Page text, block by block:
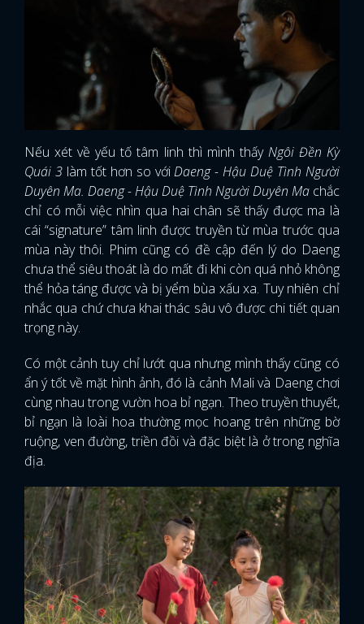
Nếu xét về yếu tố tâm linh thì mình thấy Ngôi Đền Kỳ
Quái 3 làm tốt hơn so vớiDaeng - Hậu Duệ Tình Người
Duyên Ma. Daeng - Hậu Duệ Tình Người Duyên Ma chắc
chỉ có mỗi việc nhìn qua hai chân sẽ thấy được ma là
cái “signature” tâm linh được truyền từ mùa trước qua
mùa này thôi. Phim cũng có đề cập đến lý do Daeng
chưa thể siêu thoát là do mất đi khi còn quá nhỏ không
thể hỏa táng được và bị yểm bùa xấu xa. Tuy nhiên chỉ
nhắc qua chứ chưa khai thác sâu vô được chi tiết quan
trọng này.
Có một cảnh tuy chỉ lướt qua nhưng mình thấy cũng có
ẩn ý tốt về mặt hình ảnh, đó là cảnh Mali và Daeng chơi
cùng nhau trong vườn hoa bỉ ngạn. Theo truyền thuyết,
bỉ ngạn là loài hoa thường mọc hoang trên những bờ
ruộng, ven đường, triền đồi và đặc biệt là ở trong nghĩa
địa.